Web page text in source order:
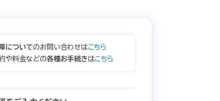
についてのお問い合わせはこちら
や料金などの各種お手続きはこちら